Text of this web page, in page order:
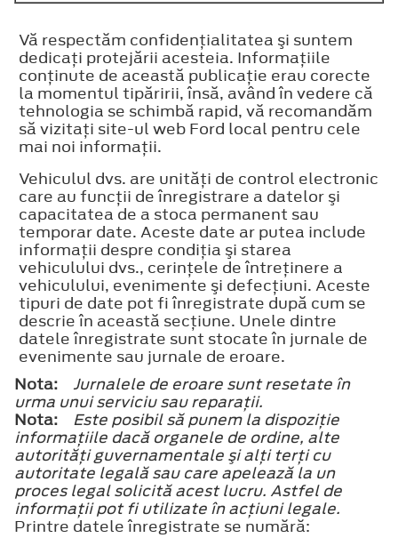
Vă respectăm confidenţialitatea şi suntem
dedicaţi protejării acesteia. Informaţiile
conţinute de această publicaţie erau corecte
la momentul tipăririi, însă, având în vedere că
tehnologia se schimbă rapid, vă recomandăm
să vizitaţi site-ul web Ford local pentru cele
mai noi informaţii.
Vehiculul dvs. are unităţi de control electronic
care au funcţii de înregistrare a datelor şi
capacitatea de a stoca permanent sau
temporar date. Aceste date ar putea include
informaţii despre condiţia şi starea
vehiculului dvs., cerinţele de întreţinere a
vehiculului, evenimente şi defecţiuni. Aceste
tipuri de date pot fi înregistrate după cum se
descrie în această secţiune. Unele dintre
datele înregistrate sunt stocate în jurnale de
evenimente sau jurnale de eroare.
Nota:
Jurnalele de eroare sunt resetate în
urma unui serviciu sau reparaţii.
Nota:
Este posibil să punem la dispoziţie
informaţiile dacă organele de ordine, alte
autorităţi guvernamentale şi alţi terţi cu
autoritate legală sau care apelează la un
proces legal solicită acest lucru. Astfel de
informaţii pot fi utilizate în acţiuni legale.
Printre datele înregistrate se numără: